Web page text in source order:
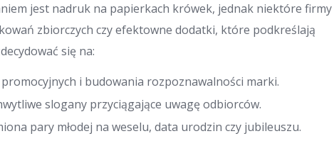
jest nadruk na papierkach krówek, jednak niektóre firmy
zbiorczych czy efektowne dodatki, które podkreślają
się na:
i budowania rozpoznawalności marki.
slogany przyciągające uwagę odbiorców.
pary młodej na weselu, data urodzin czy jubileuszu.